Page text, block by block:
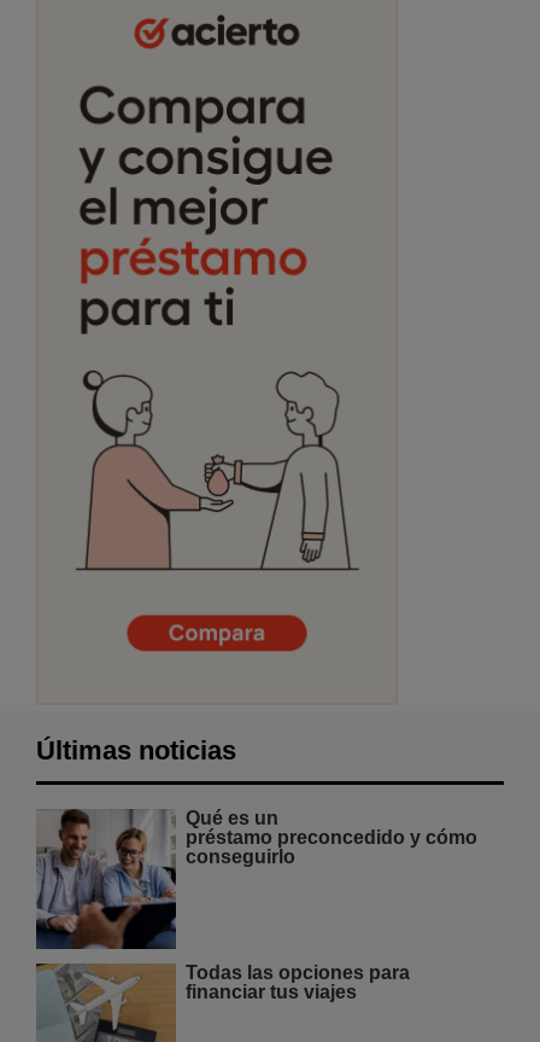
Últimas noticias
Qué es un
préstamo preconcedido y cómo
conseguirlo
Todas las opciones para
financiar tus viajes